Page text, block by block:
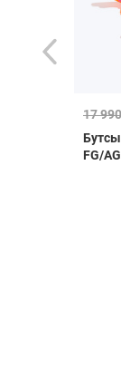
17
FG/